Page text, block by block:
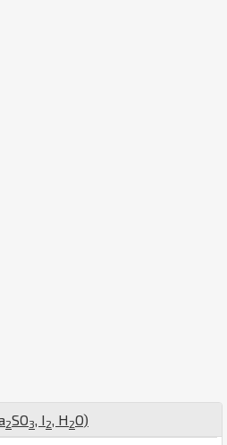
2SO3, I 2, H 2O)